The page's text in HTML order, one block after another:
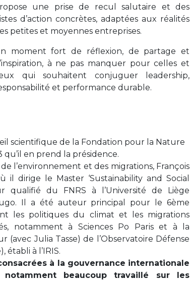
une prise de recul salutaire et des
d’action concrètes, adaptées aux réalités
petites et moyennes entreprises.
moment fort de réflexion, de partage et
à ne pas manquer pour celles et
qui souhaitent conjuguer leadership,
et performance durable.
scientifique de la Fondation pour la Nature
qu’il en prend la présidence.
l’environnement et des migrations, François
il dirige le Master ‘Sustainability and Social
qualifié du FNRS à l’Université de Liège
Il a été auteur principal pour le 6ème
les politiques du climat et les migrations
notamment à Sciences Po Paris et à la
Julia Tasse) de l’Observatoire Défense
établi à l’IRIS.
à la gouvernance internationale
beaucoup travaillé sur les